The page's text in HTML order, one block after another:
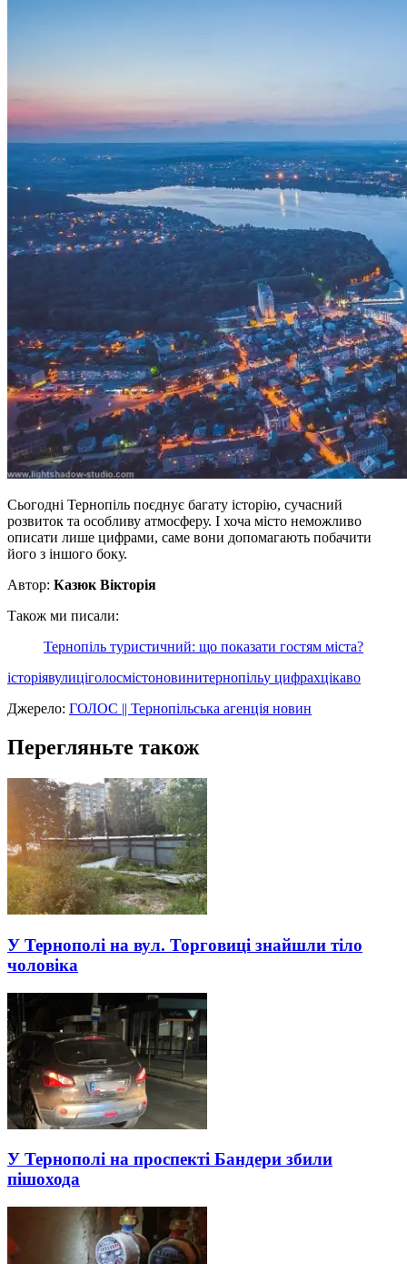
Сьогодні Тернопіль поєднує багату історію, сучасний
розвиток та особливу атмосферу. І хоча місто неможливо
описати лише цифрами, саме вони допомагають побачити
його з іншого боку.
Автор: Казюк Вікторія
Також ми писали:
Тернопіль туристичний: що показати гостям міста?
історіявулиціголосмістоновинитернопільу цифрахцікаво
Джерело: ГОЛОС || Тернопільська агенція новин
Перегляньте також
У Тернополі на вул. Торговиці знайшли тіло
чоловіка
У Тернополі на проспекті Бандери збили
пішохода